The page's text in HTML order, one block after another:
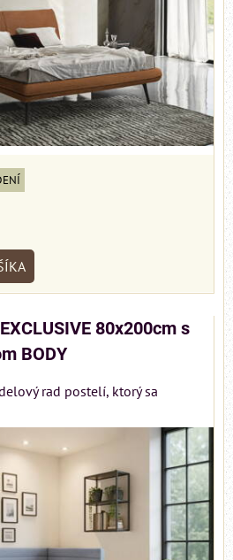
80x200cm s
BODY
rad postelí, ktorý sa